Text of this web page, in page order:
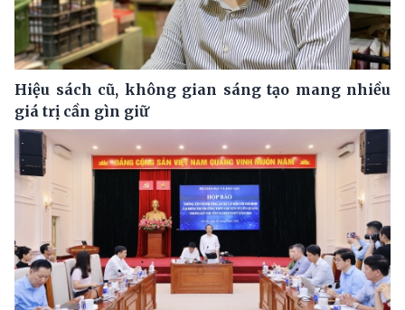
Hiệu sách cũ, không gian sáng tạo mang nhiều
giá trị cần gìn giữ